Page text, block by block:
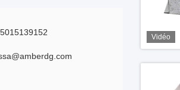
Vidéo